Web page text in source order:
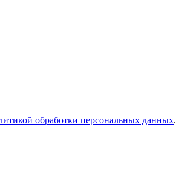
обработки персональных данных.